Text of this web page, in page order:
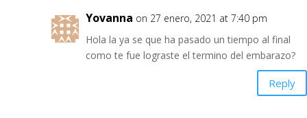
Yovanna on 27 enero, 2021 at 7:40 pm
Hola la ya se que ha pasado un tiempo al final
como te fue lograste el termino del embarazo?
Reply